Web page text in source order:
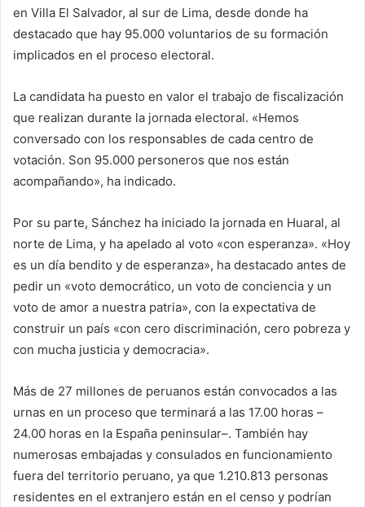
en Villa El Salvador, al sur de Lima, desde donde ha
destacado que hay 95.000 voluntarios de su formación
implicados en el proceso electoral.
La candidata ha puesto en valor el trabajo de fiscalización
que realizan durante la jornada electoral. «Hemos
conversado con los responsables de cada centro de
votación. Son 95.000 personeros que nos están
acompañando», ha indicado.
Por su parte, Sánchez ha iniciado la jornada en Huaral, al
norte de Lima, y ha apelado al voto «con esperanza». «Hoy
es un día bendito y de esperanza», ha destacado antes de
pedir un «voto democrático, un voto de conciencia y un
voto de amor a nuestra patria», con la expectativa de
construir un país «con cero discriminación, cero pobreza y
con mucha justicia y democracia».
Más de 27 millones de peruanos están convocados a las
urnas en un proceso que terminará a las 17.00 horas –
24.00 horas en la España peninsular–. También hay
numerosas embajadas y consulados en funcionamiento
fuera del territorio peruano, ya que 1.210.813 personas
residentes en el extranjero están en el censo y podrían